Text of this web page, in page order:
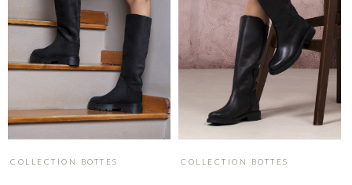
COLLECTION BOTTES COLLECTION BOTTES